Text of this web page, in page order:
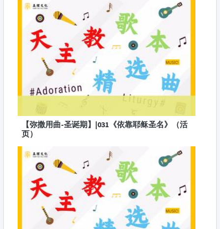
【弥撒用曲-圣诞期】|031《依靠耶稣圣名》（活
页）